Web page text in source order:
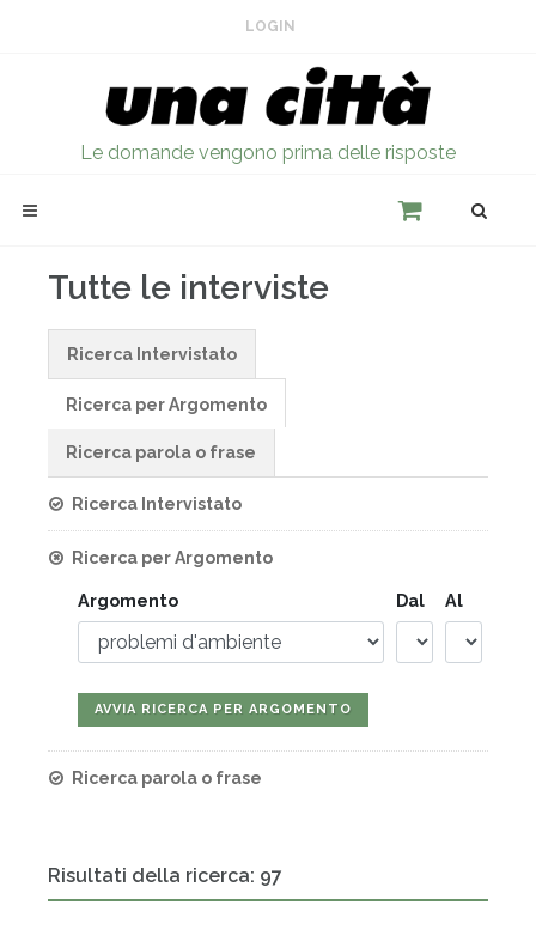
LOGIN
Le domande vengono prima delle risposte
Tutte le interviste
Ricerca Intervistato
Ricerca per Argomento
Ricerca parola o frase
Ricerca Intervistato
Ricerca per Argomento
Argomento Dal Al
Ricerca parola o frase
Risultati della ricerca: 97